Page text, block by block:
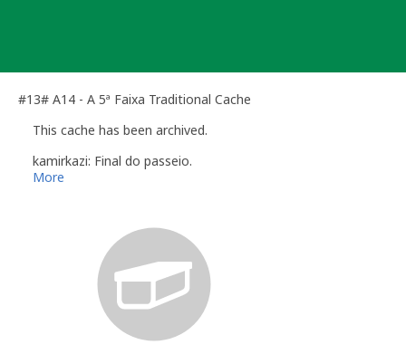
#13# A14 - A 5ª Faixa Traditional Cache
This cache has been archived.
kamirkazi: Final do passeio.
More